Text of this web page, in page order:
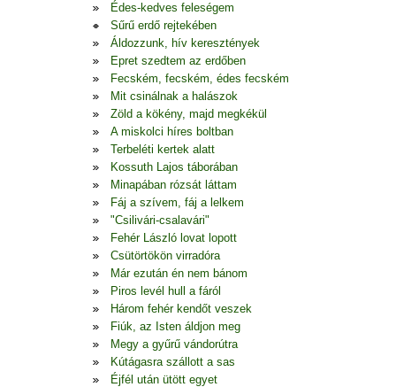
Édes-kedves feleségem
Sűrű erdő rejtekében
Áldozzunk, hív keresztények
Epret szedtem az erdőben
Fecském, fecském, édes fecském
Mit csinálnak a halászok
Zöld a kökény, majd megkékül
A miskolci híres boltban
Terbeléti kertek alatt
Kossuth Lajos táborában
Minapában rózsát láttam
Fáj a szívem, fáj a lelkem
"Csilivári-csalavári"
Fehér László lovat lopott
Csütörtökön virradóra
Már ezután én nem bánom
Piros levél hull a fáról
Három fehér kendőt veszek
Fiúk, az Isten áldjon meg
Megy a gyűrű vándorútra
Kútágasra szállott a sas
Éjfél után ütött egyet